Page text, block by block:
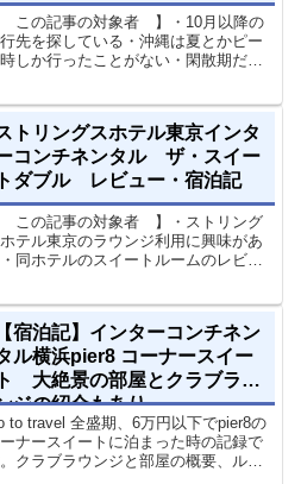
この記事の対象者 】・10月以降の
先を探している・沖縄は夏とかピー
しか行ったことがない・閑散期だと
な管理人がお送りしま...
トリングスホテル東京インタ
コンチネンタル ザ・スイー
トダブル レビュー・宿泊記
この記事の対象者 】・ストリング
テル東京のラウンジ利用に興味があ
同ホテルのスイートルームのレビュ
っと暇だから旅行記とか読みたい そ
いう人向けに、この記事...
【宿泊記】インターコンチネン
ル横浜pier8 コーナースイー
ト 大絶景の部屋とクラブラウ
ジの紹介もあり
to travel 全盛期、6万円以下でpier8の
ナースイートに泊まった時の記録で
クラブラウンジと部屋の概要、ルー